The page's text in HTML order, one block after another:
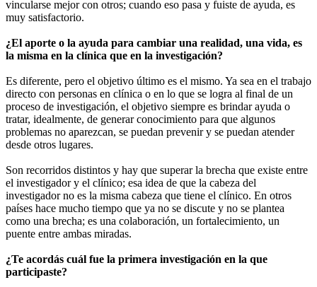
vincularse mejor con otros; cuando eso pasa y fuiste de ayuda, es
muy satisfactorio.
¿El aporte o la ayuda para cambiar una realidad, una vida, es
la misma en la clínica que en la investigación?
Es diferente, pero el objetivo último es el mismo. Ya sea en el trabajo
directo con personas en clínica o en lo que se logra al final de un
proceso de investigación, el objetivo siempre es brindar ayuda o
tratar, idealmente, de generar conocimiento para que algunos
problemas no aparezcan, se puedan prevenir y se puedan atender
desde otros lugares.
Son recorridos distintos y hay que superar la brecha que existe entre
el investigador y el clínico; esa idea de que la cabeza del
investigador no es la misma cabeza que tiene el clínico. En otros
países hace mucho tiempo que ya no se discute y no se plantea
como una brecha; es una colaboración, un fortalecimiento, un
puente entre ambas miradas.
¿Te acordás cuál fue la primera investigación en la que
participaste?